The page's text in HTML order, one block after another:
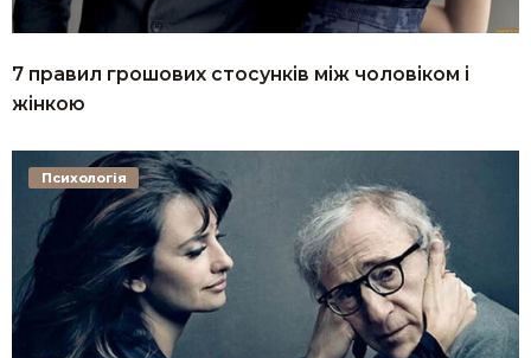
7 правил грошових стосунків між чоловіком і
жінкою
Психологія